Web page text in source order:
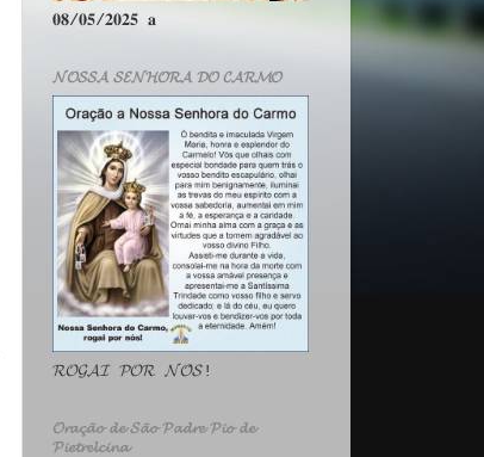
𝟎𝟖/𝟎𝟓/𝟐𝟎𝟐𝟓 𝐚
𝓝𝓞𝓢𝓢𝓐 𝓢𝓔𝓝𝓗𝓞𝓡𝓐 𝓓𝓞 𝓒𝓐𝓡𝓜𝓞
𝓡𝓞𝓖𝓐𝓘 𝓟𝓞𝓡 𝓝𝓞́𝓢!
𝓞𝓻𝓪𝓬̧𝓪̃𝓸 𝓭𝓮 𝓢𝓪̃𝓸 𝓟𝓪𝓭𝓻𝓮 𝓟𝓲𝓸 𝓭𝓮
𝓟𝓲𝓮𝓽𝓻𝓮𝓵𝓬𝓲𝓷𝓪